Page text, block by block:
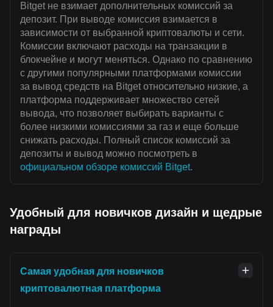
Bitget не взимает дополнительных комиссий за
депозит. При выводе комиссия взимается в
зависимости от выбранной криптовалюты и сети.
Комиссии включают расходы на транзакции в
блокчейне и могут меняться. Однако по сравнению
с другими популярными платформами комиссии
за вывод средств на Bitget относительно низкие, а
платформа поддерживает множество сетей
вывода, что позволяет выбирать варианты с
более низкими комиссиями за газ и еще больше
снижать расходы. Полный список комиссий за
депозиты и вывод можно посмотреть в
официальном обзоре комиссий Bitget.
Удобный для новичков дизайн и щедрые
награды
Самая удобная для новичков
криптовалютная платформа